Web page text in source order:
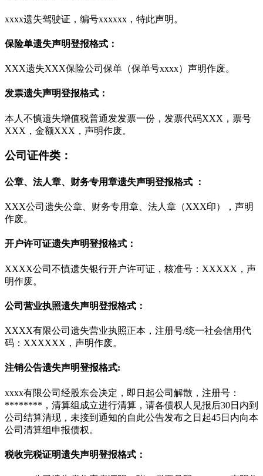
xxxx遗失驾驶证，编号xxxxxx，特此声明。
保险单遗失声明登报格式：
XXX遗失XXX保险公司保单（保单号xxxx）声明作废。
发票遗失声明登报格式：
本人不慎遗失增值税普通发发票一份，发票代码XXX，票号
XXX，金额XXX，声明作废。
公司证件类：
公章、法人章、财务专用章遗失声明登报格式 ：
XXX公司遗失公章、财务专用章、法人章（XXX印），声明
作废。
开户许可证遗失声明登报格式：
XXXX公司不慎遗失银行开户许可证，核准号：XXXXX，声
明作废。
公司营业执照遗失声明登报格式：
XXXX有限公司遗失营业执照正本，注册号/统一社会信用代
码：XXXXXX，声明作废。
注销公告遗失声明登报格式:
xxxx有限公司经股东会决定，即日起公司解散，注册号：
********，清算组成立进行清算，请各债权人见报后30日内到
公司结算清现，未接到通知的自此公告发布之日起45日内向本
公司清算组申报债权。
税收完税证明遗失声明登报格式：